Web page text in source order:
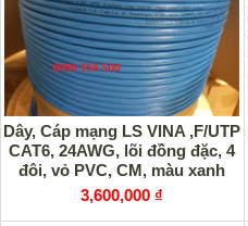
Dây, Cáp mạng LS VINA ,F/UTP
CAT6, 24AWG, lõi đồng đặc, 4
đôi, vỏ PVC, CM, màu xanh
3,600,000 ₫